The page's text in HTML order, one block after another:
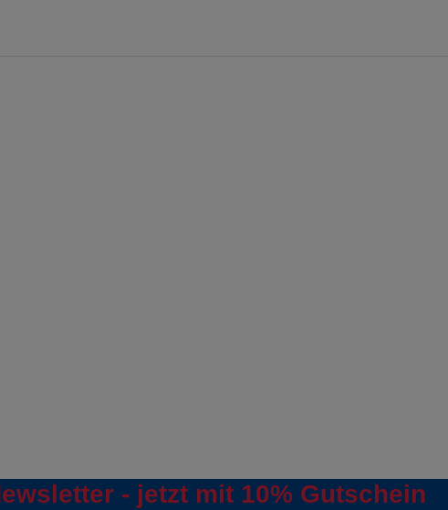
- jetzt mit 10% Gutschein